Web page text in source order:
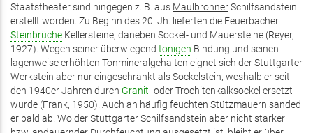
Staatstheater sind hingegen z. B. aus MaulbronnerSchilfsandstein
erstellt worden. Zu Beginn des 20. Jh. lieferten die Feuerbacher
Steinbrüche Kellersteine, daneben Sockel- und Mauersteine (Reyer,
1927). Wegen seiner überwiegend tonigen Bindung und seinen
lagenweise erhöhten Tonmineralgehalten eignet sich der Stuttgarter
Werkstein aber nur eingeschränkt als Sockelstein, weshalb er seit
den 1940er Jahren durch Granit- oder Trochitenkalksockel ersetzt
wurde (Frank, 1950). Auch an häufig feuchten Stützmauern sanded
er bald ab. Wo der Stuttgarter Schilfsandstein aber nicht starker